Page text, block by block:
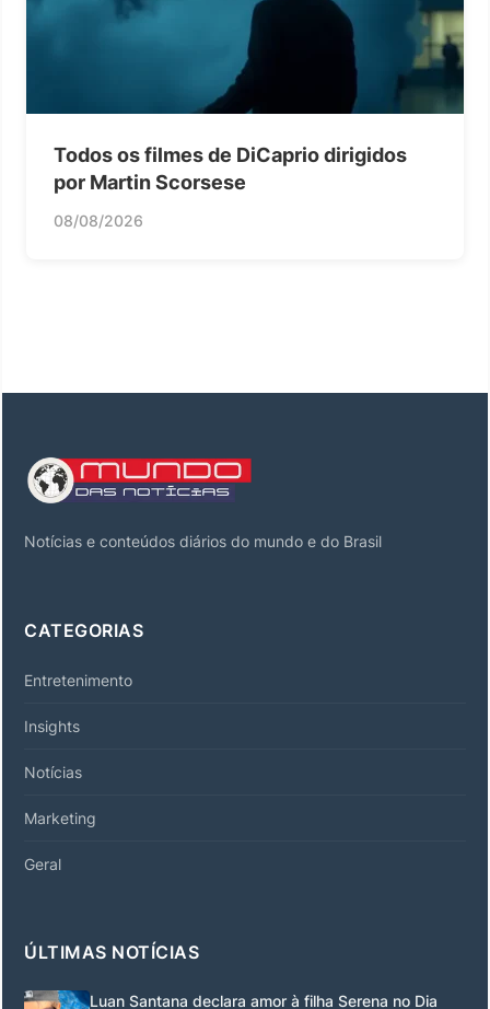
Todos os filmes de DiCaprio dirigidos
por Martin Scorsese
08/08/2026
Notícias e conteúdos diários do mundo e do Brasil
CATEGORIAS
Entretenimento
Insights
Notícias
Marketing
Geral
ÚLTIMAS NOTÍCIAS
Luan Santana declara amor à filha Serena no Dia